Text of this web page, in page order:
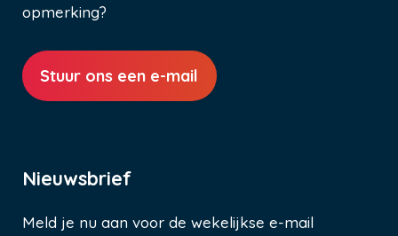
opmerking?
Stuur ons een e-mail
Nieuwsbrief
Meld je nu aan voor de wekelijkse e-mail